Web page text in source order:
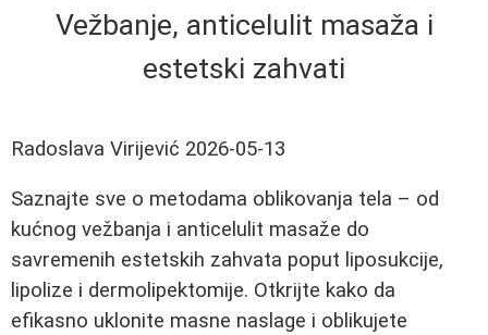
Vežbanje, anticelulit masaža i
estetski zahvati
Radoslava Virijević 2026-05-13
Saznajte sve o metodama oblikovanja tela – od
kućnog vežbanja i anticelulit masaže do
savremenih estetskih zahvata poput liposukcije,
lipolize i dermolipektomije. Otkrijte kako da
efikasno uklonite masne naslage i oblikujete